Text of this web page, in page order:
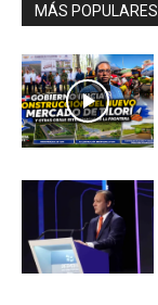
MÁS POPULARES